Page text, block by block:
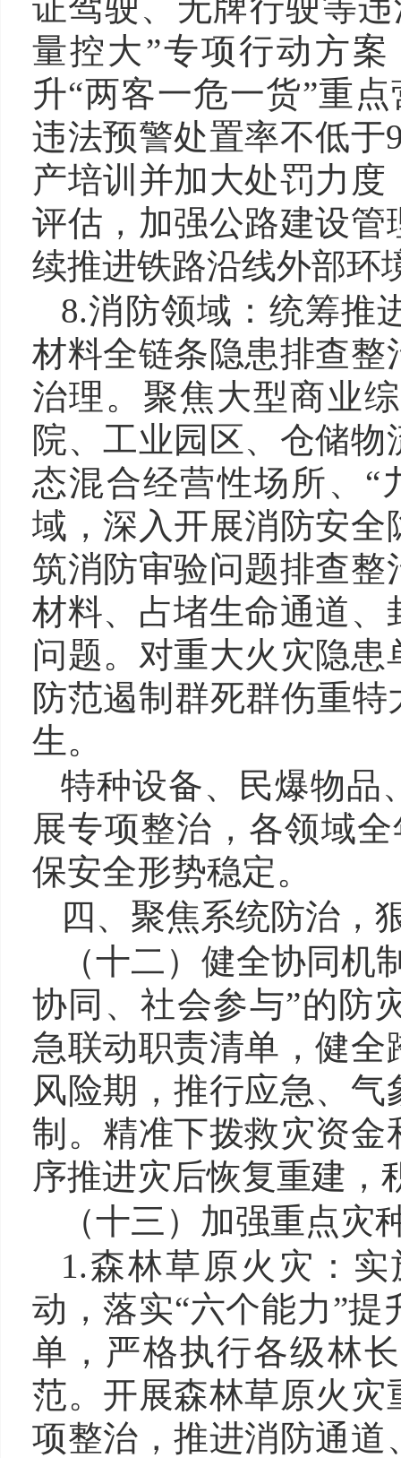
量控大”专项行动方
升“两客一危一货”重
违法预警处置率不低于
产培训并加大处罚力
评估，加强公路建设
续推进铁路沿线外部环
8.消防领域：统筹推
材料全链条隐患排查
治理。聚焦大型商业
院、工业园区、仓储
态混合经营性场所、“
域，深入开展消防安
筑消防审验问题排查
材料、占堵生命通道
问题。对重大火灾隐
防范遏制群死群伤重
生。
特种设备、民爆物品
展专项整治，各领域
保安全形势稳定。
四、 聚焦系统防治 ，
（十二）健全协同机
协同、社会参与”的防
急联动职责清单，健
风险期，推行应急、
制。精准下拨救灾资
序推进灾后恢复重建，
（十三） 加强重点灾
1.森林草原火灾：
动，落实“六个能力”
单，严格执行各级林
范。开展森林草原火
项整治，推进消防通